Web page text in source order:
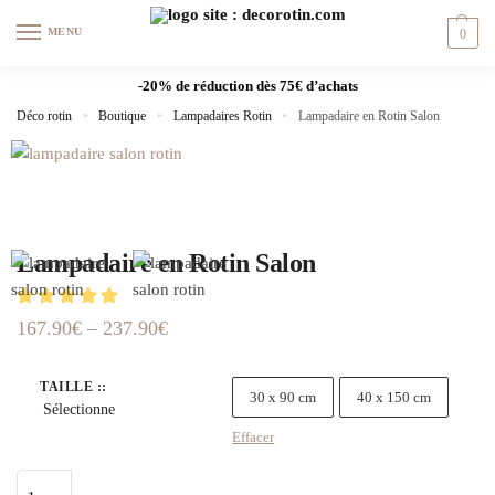
MENU 0
-20% de réduction dès 75€ d’achats
Déco rotin » Boutique » Lampadaires Rotin » Lampadaire en Rotin Salon
Lampadaire en Rotin Salon
167.90€ – 237.90€
TAILLE ::
Sélectionne
30 x 90 cm 40 x 150 cm
Effacer